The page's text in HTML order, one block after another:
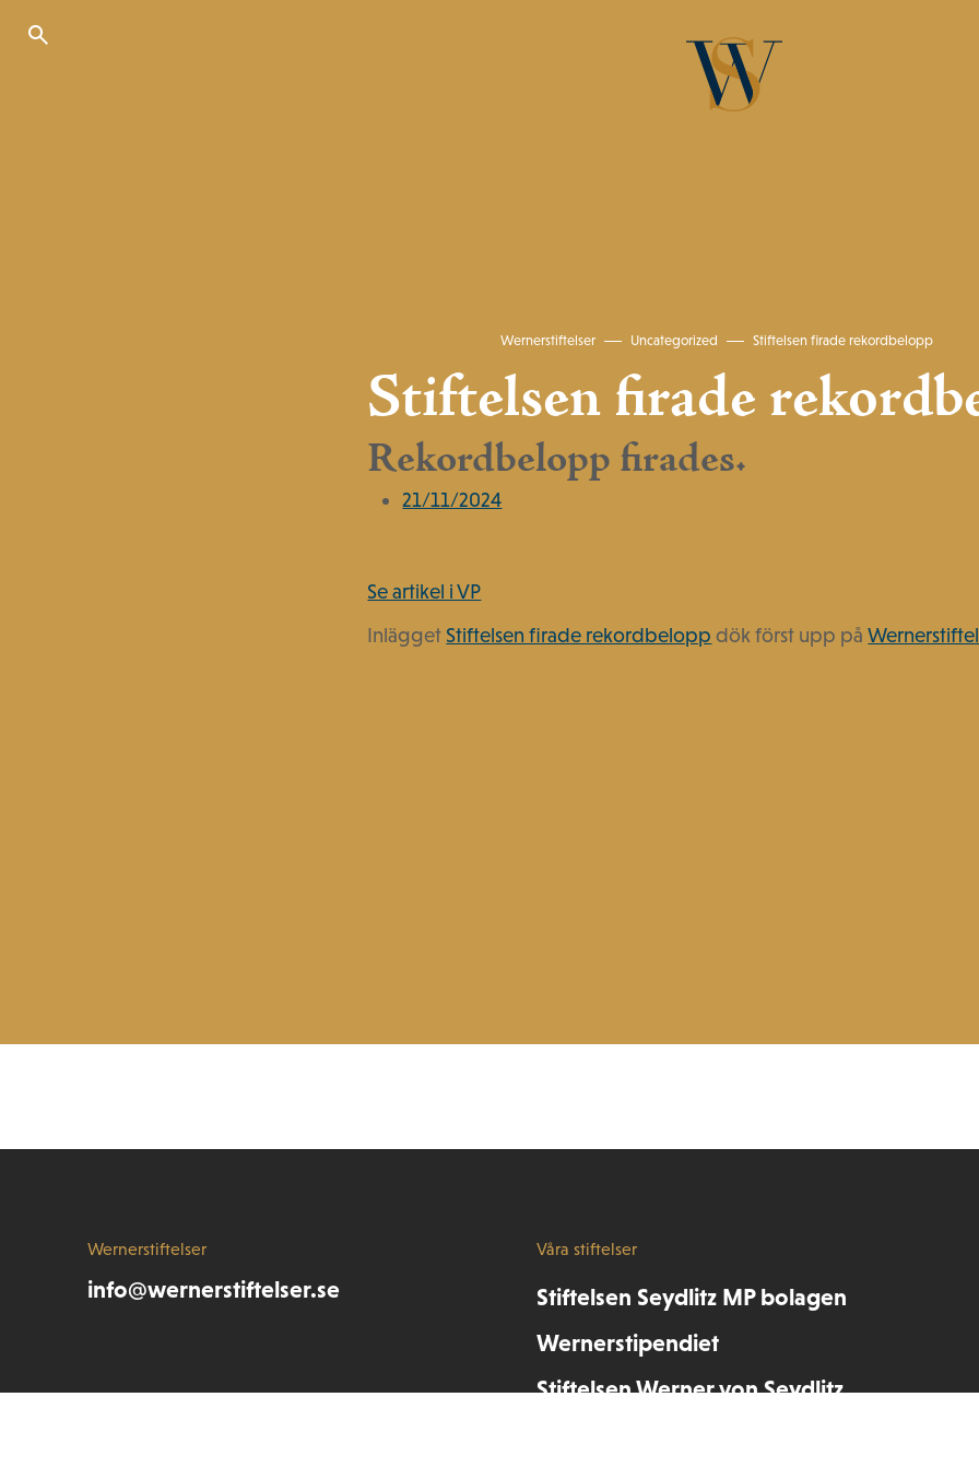
Wernerstiftelser Uncategorized Stiftelsen firade rekordbelopp
Stiftelsen firade
Rekordbelopp firades.
21/11/2024
Se artikel i VP
Inlägget Stiftelsen firade rekordbelopp dök först upp på
Wernerstiftelser
info@wernerstiftelser.se
Våra stiftelser
Stiftelsen Seydlitz MP bolagen
Wernerstipendiet
Stiftelsen Werner von Seydlitz